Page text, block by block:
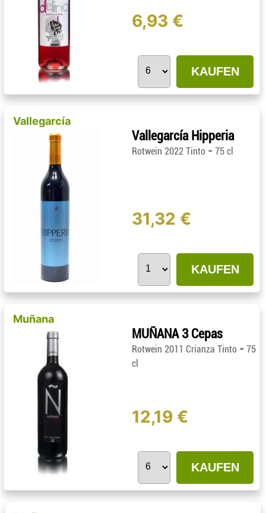
6,93 €
KAUFEN
Vallegarcía
Vallegarcía Hipperia
Rotwein 2022 Tinto - 75 cl
31,32 €
KAUFEN
Muñana
MUÑANA 3 Cepas
Rotwein 2011 Crianza Tinto - 75
cl
12,19 €
KAUFEN